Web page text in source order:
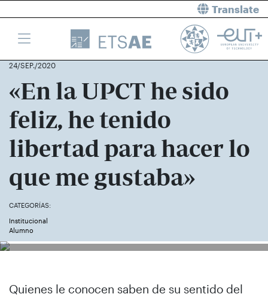
Translate
24/SEP./2020
«En la UPCT he sido
feliz, he tenido
libertad para hacer lo
que me gustaba»
CATEGORÍAS:
Institucional
Alumno
Quienes le conocen saben de su sentido del